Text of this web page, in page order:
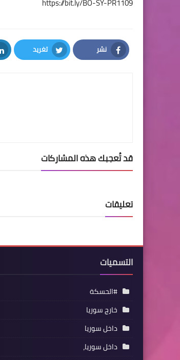
نشر
Facebook
تغريد
Twitter
قد تُعجبك هذه المشاركات
تعليقات
التسميات
#الحسكة
خارج سوريا
داخل سوريا
داخل سوريا،